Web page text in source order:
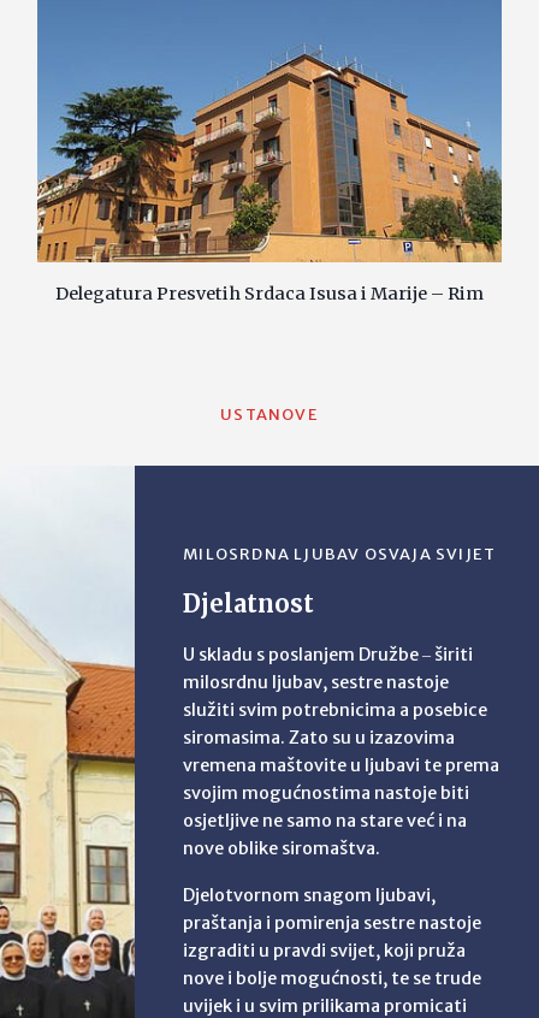
Delegatura Presvetih Srdaca Isusa i Marije – Rim
USTANOVE
MILOSRDNA LJUBAV OSVAJA SVIJET
Djelatnost
U skladu s poslanjem Družbe ‒ širiti
milosrdnu ljubav, sestre nastoje
služiti svim potrebnicima a posebice
siromasima. Zato su u izazovima
vremena maštovite u ljubavi te prema
svojim mogućnostima nastoje biti
osjetljive ne samo na stare već i na
nove oblike siromaštva.
Djelotvornom snagom ljubavi,
praštanja i pomirenja sestre nastoje
izgraditi u pravdi svijet, koji pruža
nove i bolje mogućnosti, te se trude
uvijek i u svim prilikama promicati